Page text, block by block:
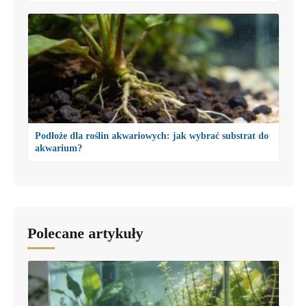
Podłoże dla roślin akwariowych: jak wybrać substrat do
akwarium?
Polecane artykuły